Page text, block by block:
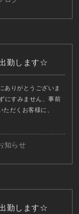
勤します☆
ありがとうございま
にすみません、事前
だくお客様に、
知らせ
勤します☆